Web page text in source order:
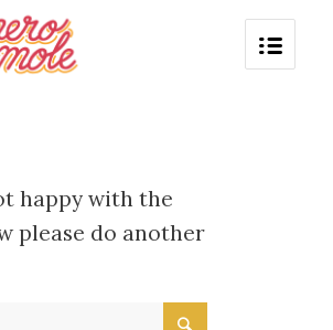
happy with the
please do another